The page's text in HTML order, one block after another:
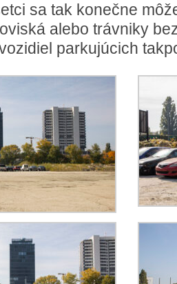
sa tak konečne
alebo trávniky
parkujúcich